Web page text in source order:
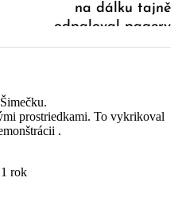
na dálku tajně
odpaloval pagery